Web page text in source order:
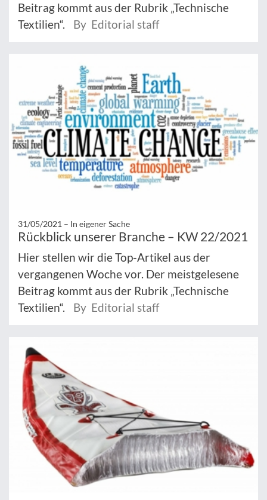
Beitrag kommt aus der Rubrik „Technische
Textilien“.
By Editorial staff
31/05/2021 – In eigener Sache
Rückblick unserer Branche – KW 22/2021
Hier stellen wir die Top-Artikel aus der
vergangenen Woche vor. Der meistgelesene
Beitrag kommt aus der Rubrik „Technische
Textilien“.
By Editorial staff